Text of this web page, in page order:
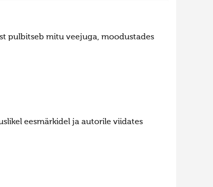
pulbitseb mitu veejuga, moodustades
eesmärkidel ja autorile viidates